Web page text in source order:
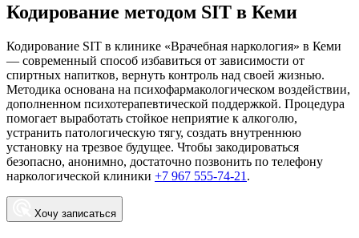
Кодирование методом SIT в Кеми
Кодирование SIT в клинике «Врачебная наркология» в Кеми
— современный способ избавиться от зависимости от
спиртных напитков, вернуть контроль над своей жизнью.
Методика основана на психофармакологическом воздействии,
дополненном психотерапевтической поддержкой. Процедура
помогает выработать стойкое неприятие к алкоголю,
устранить патологическую тягу, создать внутреннюю
установку на трезвое будущее. Чтобы закодироваться
безопасно, анонимно, достаточно позвонить по телефону
наркологической клиники +7 967 555-74-21 .
Хочу записаться